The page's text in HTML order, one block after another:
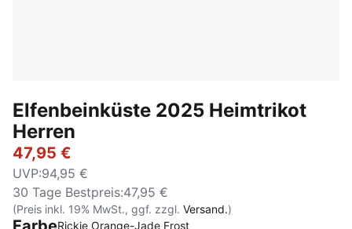
Elfenbeinküste 2025 Heimtrikot
Herren
47,95 €
UVP:94,95 €
30 Tage Bestpreis:47,95 €
(Preis inkl. 19% MwSt., ggf. zzgl. Versand.)
Rickie Orange-Jade Frost: